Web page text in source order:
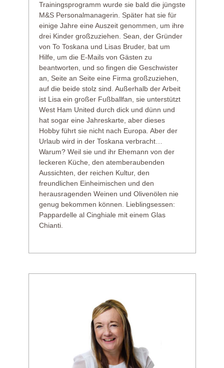
Trainingsprogramm wurde sie bald die jüngste
M&S Personalmanagerin. Später hat sie für
einige Jahre eine Auszeit genommen, um ihre
drei Kinder großzuziehen. Sean, der Gründer
von To Toskana und Lisas Bruder, bat um
Hilfe, um die E-Mails von Gästen zu
beantworten, und so fingen die Geschwister
an, Seite an Seite eine Firma großzuziehen,
auf die beide stolz sind. Außerhalb der Arbeit
ist Lisa ein großer Fußballfan, sie unterstützt
West Ham United durch dick und dünn und
hat sogar eine Jahreskarte, aber dieses
Hobby führt sie nicht nach Europa. Aber der
Urlaub wird in der Toskana verbracht…
Warum? Weil sie und ihr Ehemann von der
leckeren Küche, den atemberaubenden
Aussichten, der reichen Kultur, den
freundlichen Einheimischen und den
herausragenden Weinen und Olivenölen nie
genug bekommen können. Lieblingsessen:
Pappardelle al Cinghiale mit einem Glas
Chianti.